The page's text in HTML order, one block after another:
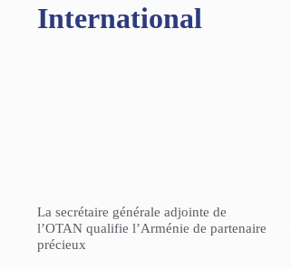
International
La secrétaire générale adjointe de
l’OTAN qualifie l’Arménie de partenaire
précieux